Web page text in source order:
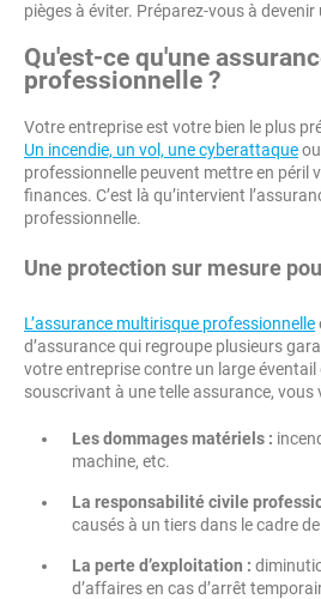
pièges à éviter. Préparez-vous à
Qu'est-ce qu'une
professionnelle ?
Votre entreprise est votre bien le plus
Un incendie, un vol, une cyberattaque
professionnelle peuvent mettre en péril
finances. C’est là qu’intervient
professionnelle.
Une protection sur mesure
L’assurance multirisque professionnelle
d’assurance qui regroupe plusieurs
votre entreprise contre un large éventail
souscrivant à une telle assurance,
Les dommages matériels :
machine, etc.
La responsabilité civile
causés à un tiers dans le cadre
La perte d’exploitation :
d’affaires en cas d’arrêt